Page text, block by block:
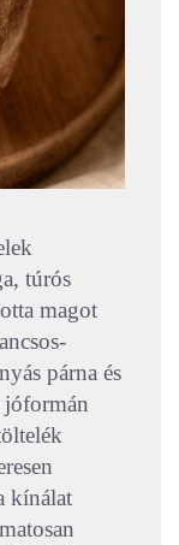
túrós
magot
párna és
jóformán
kínálat